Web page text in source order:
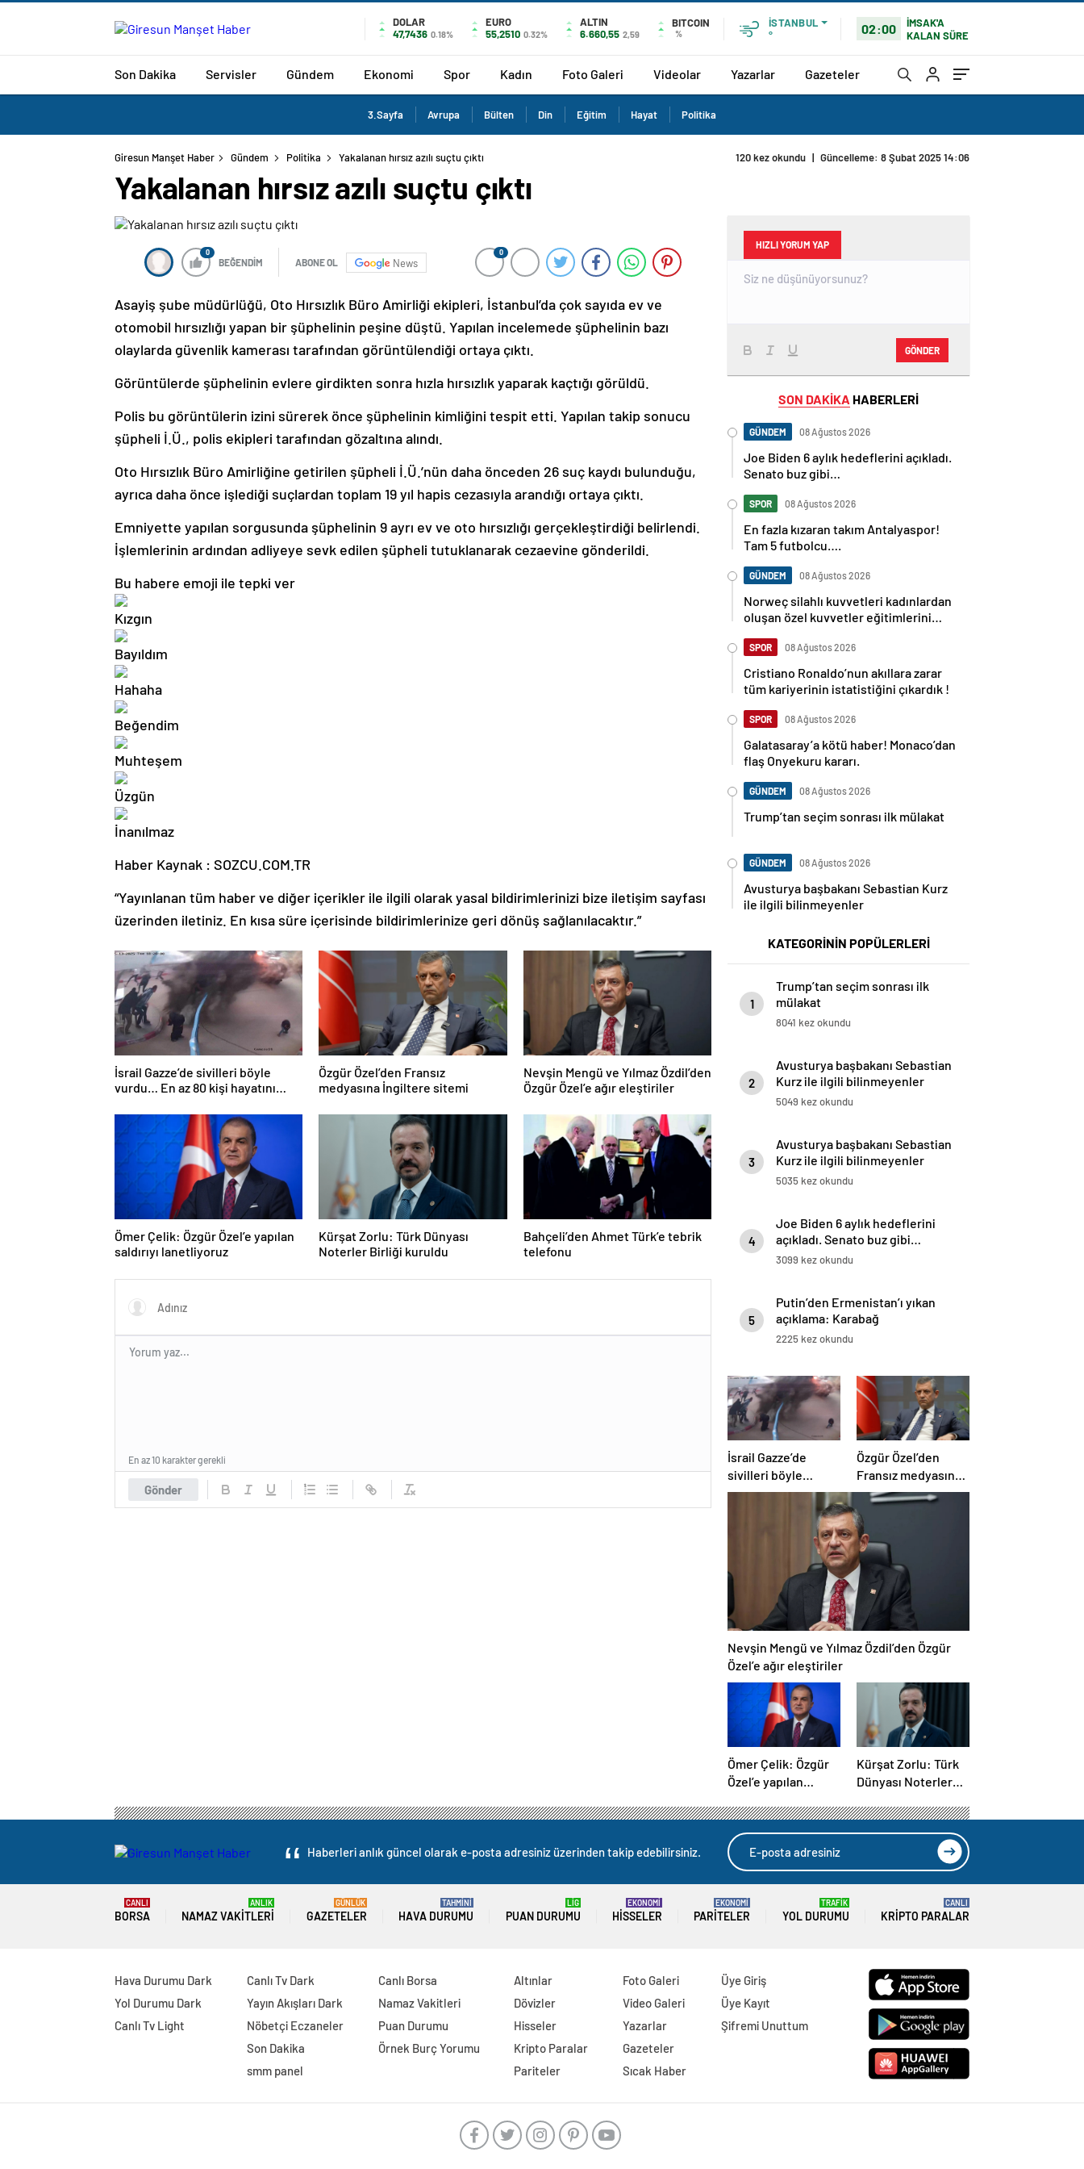
DOLAR
47,7436 0.18%
EURO
55,2510 0.32%
ALTIN
6.660,55 2,59
BITCOIN
%
İSTANBUL
°
02:00
İMSAK'A
KALAN SÜRE
Son Dakika Servisler Gündem Ekonomi Spor Kadın Foto Galeri Videolar Yazarlar Gazeteler
3.Sayfa Avrupa Bülten Din Eğitim Hayat Politika
Giresun Manşet Haber Gündem Politika Yakalanan hırsız azılı suçtu çıktı 120 kez okundu | Güncelleme: 8 Şubat 2025 14:06
Yakalanan hırsız azılı suçtu çıktı
0
BEĞENDİM ABONE OL News
0
Asayiş şube müdürlüğü, Oto Hırsızlık Büro Amirliği ekipleri, İstanbul’da çok sayıda ev ve
otomobil hırsızlığı yapan bir şüphelinin peşine düştü. Yapılan incelemede şüphelinin bazı
olaylarda güvenlik kamerası tarafından görüntülendiği ortaya çıktı.
Görüntülerde şüphelinin evlere girdikten sonra hızla hırsızlık yaparak kaçtığı görüldü.
Polis bu görüntülerin izini sürerek önce şüphelinin kimliğini tespit etti. Yapılan takip sonucu
şüpheli İ.Ü., polis ekipleri tarafından gözaltına alındı.
Oto Hırsızlık Büro Amirliğine getirilen şüpheli İ.Ü.’nün daha önceden 26 suç kaydı bulunduğu,
ayrıca daha önce işlediği suçlardan toplam 19 yıl hapis cezasıyla arandığı ortaya çıktı.
Emniyette yapılan sorgusunda şüphelinin 9 ayrı ev ve oto hırsızlığı gerçekleştirdiği belirlendi.
İşlemlerinin ardından adliyeye sevk edilen şüpheli tutuklanarak cezaevine gönderildi.
Bu habere emoji ile tepki ver
Haber Kaynak : SOZCU.COM.TR
“Yayınlanan tüm haber ve diğer içerikler ile ilgili olarak yasal bildirimlerinizi bize iletişim sayfası
üzerinden iletiniz. En kısa süre içerisinde bildirimlerinize geri dönüş sağlanılacaktır.”
İsrail Gazze’de sivilleri böyle
vurdu… En az 80 kişi hayatını
Özgür Özel’den Fransız
medyasına İngiltere sitemi
Nevşin Mengü ve Yılmaz Özdil’den
Özgür Özel’e ağır eleştiriler
Ömer Çelik: Özgür Özel’e yapılan
saldırıyı lanetliyoruz
Kürşat Zorlu: Türk Dünyası
Noterler Birliği kuruldu
Bahçeli’den Ahmet Türk’e tebrik
telefonu
Gönder
En az 10 karakter gerekli
HIZLI YORUM YAP
GÖNDER
SON DAKİKA HABERLERİ
GÜNDEM 08 Ağustos 2026
Joe Biden 6 aylık hedeflerini açıkladı.
Senato buz gibi…
SPOR 08 Ağustos 2026
En fazla kızaran takım Antalyaspor!
Tam 5 futbolcu….
GÜNDEM 08 Ağustos 2026
Norweç silahlı kuvvetleri kadınlardan
oluşan özel kuvvetler eğitimlerini
SPOR 08 Ağustos 2026
Cristiano Ronaldo’nun akıllara zarar
tüm kariyerinin istatistiğini çıkardık !
SPOR 08 Ağustos 2026
Galatasaray’a kötü haber! Monaco’dan
flaş Onyekuru kararı.
GÜNDEM 08 Ağustos 2026
Trump’tan seçim sonrası ilk mülakat
GÜNDEM 08 Ağustos 2026
Avusturya başbakanı Sebastian Kurz
ile ilgili bilinmeyenler
KATEGORİNİN POPÜLERLERİ
1
Trump’tan seçim sonrası ilk
mülakat
8041 kez okundu
2
Avusturya başbakanı Sebastian
Kurz ile ilgili bilinmeyenler
5049 kez okundu
3
Avusturya başbakanı Sebastian
Kurz ile ilgili bilinmeyenler
5035 kez okundu
4
Joe Biden 6 aylık hedeflerini
açıkladı. Senato buz gibi…
3099 kez okundu
5
Putin’den Ermenistan’ı yıkan
açıklama: Karabağ
Azerbaycan’ın ayrılmaz bir
2225 kez okundu
İsrail Gazze’de
sivilleri böyle
vurdu… En az 80
Özgür Özel’den
Fransız medyasına
İngiltere sitemi
Nevşin Mengü ve Yılmaz Özdil’den Özgür
Özel’e ağır eleştiriler
Ömer Çelik: Özgür
Özel’e yapılan
lanetliyoruz
Kürşat Zorlu: Türk
Dünyası Noterler
Haberleri anlık güncel olarak e-posta adresiniz üzerinden takip edebilirsiniz.
BORSA
CANLI
NAMAZ VAKITLERI
ANLIK
GAZETELER
GÜNLÜK
HAVA DURUMU
TAHMİNİ
PUAN DURUMU
LİG
HISSELER
EKONOMİ
PARITELER
EKONOMİ
YOL DURUMU
TRAFİK
KRIPTO PARALAR
CANLI
Hava Durumu Dark
Yol Durumu Dark
Canlı Tv Light
Canlı Tv Dark
Yayın Akışları Dark
Nöbetçi Eczaneler
Son Dakika
smm panel
Canlı Borsa
Namaz Vakitleri
Puan Durumu
Örnek Burç Yorumu
Altınlar
Dövizler
Hisseler
Kripto Paralar
Pariteler
Foto Galeri
Video Galeri
Yazarlar
Gazeteler
Sıcak Haber
Üye Giriş
Üye Kayıt
Şifremi Unuttum